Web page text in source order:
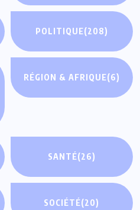
POLITIQUE(208)
RÉGION & AFRIQUE(6)
SANTÉ(26)
SOCIÉTÉ(20)